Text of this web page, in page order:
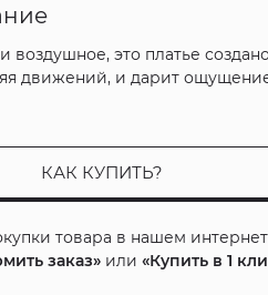
воздушное, это платье
движений, и дарит ощущение
КАК КУПИТЬ?
товара в нашем
заказ» или«Купить в 1